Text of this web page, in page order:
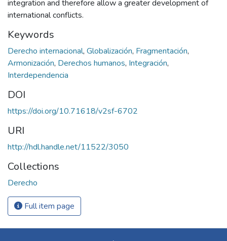
integration and therefore allow a greater development of
international conflicts.
Keywords
Derecho internacional, Globalización, Fragmentación,
Armonización, Derechos humanos, Integración,
Interdependencia
DOI
https://doi.org/10.71618/v2sf-6702
URI
http://hdl.handle.net/11522/3050
Collections
Derecho
Full item page